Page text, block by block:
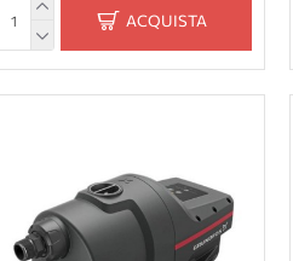
ACQUISTA